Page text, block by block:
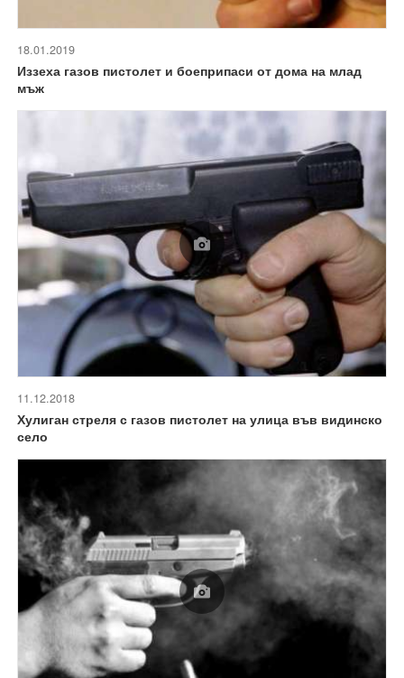
18.01.2019
Иззеха газов пистолет и боеприпаси от дома на млад
мъж
11.12.2018
Хулиган стреля с газов пистолет на улица във видинско
село